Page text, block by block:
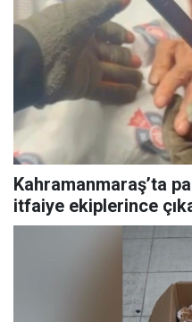
Kahramanmaraş’ta
itfaiye ekiplerince